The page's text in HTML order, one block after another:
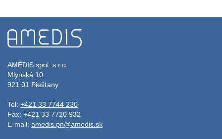
AMEDIS spol. s r.o.
Mlynská 10
921 01 Piešťany
Tel: +421 33 7744 230
Fax: +421 33 7720 932
E-mail: amedis.pn@amedis.sk